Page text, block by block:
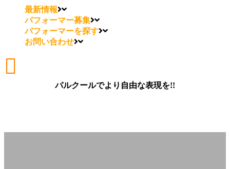
最新情報
パフォーマー募集
パフォーマーを探す
お問い合わせ
パルクールでより自由な表現を!!